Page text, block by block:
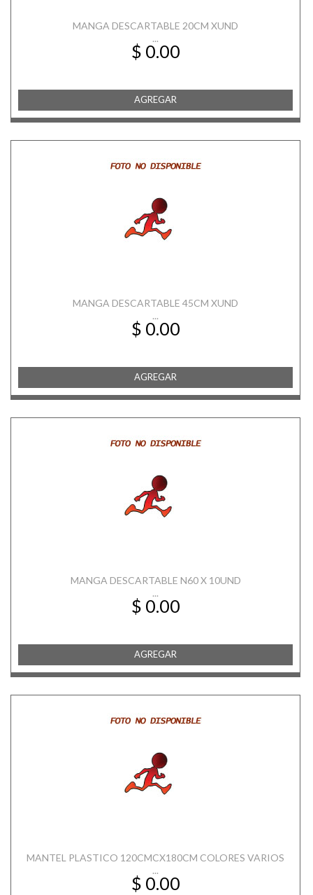
MANGA DESCARTABLE 20CM XUND
...
$ 0.00
AGREGAR
MANGA DESCARTABLE 45CM XUND
...
$ 0.00
AGREGAR
MANGA DESCARTABLE N60 X 10UND
...
$ 0.00
AGREGAR
MANTEL PLASTICO 120CMCX180CM COLORES VARIOS
...
$ 0.00